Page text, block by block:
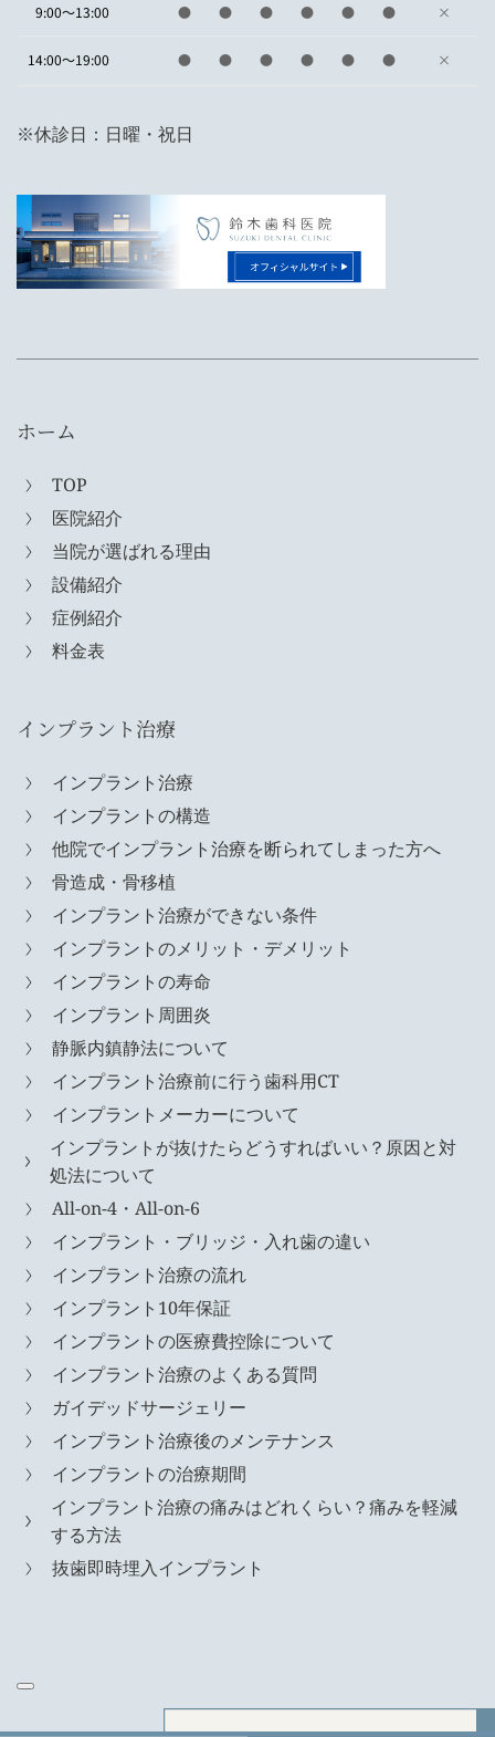
9:00～13:00 ● ● ● ● ● ● ×
14:00～19:00 ● ● ● ● ● ● ×
※休診日：日曜・祝日
ホーム
TOP
医院紹介
当院が選ばれる理由
設備紹介
症例紹介
料金表
インプラント治療
インプラント治療
インプラントの構造
他院でインプラント治療を断られてしまった方へ
骨造成・骨移植
インプラント治療ができない条件
インプラントのメリット・デメリット
インプラントの寿命
インプラント周囲炎
静脈内鎮静法について
インプラント治療前に行う歯科用CT
インプラントメーカーについて
インプラントが抜けたらどうすればいい？原因と対
処法について
All-on-4・All-on-6
インプラント・ブリッジ・入れ歯の違い
インプラント治療の流れ
インプラント10年保証
インプラントの医療費控除について
インプラント治療のよくある質問
ガイデッドサージェリー
インプラント治療後のメンテナンス
インプラントの治療期間
インプラント治療の痛みはどれくらい？痛みを軽減
する方法
抜歯即時埋入インプラント